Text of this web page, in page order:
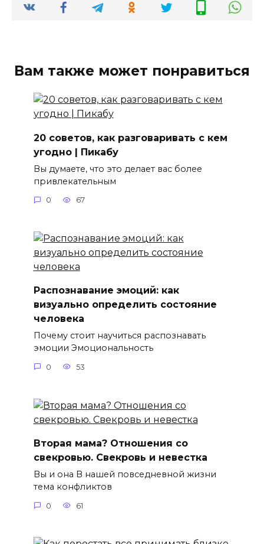
Вам также может понравиться
20 советов, как разговаривать с кем
угодно | Пикабу
Вы думаете, что это делает вас более
привлекательным
0 67
Распознавание эмоций: как
визуально определить состояние
человека
Почему стоит научиться распознавать
эмоции Эмоциональность
0 53
Вторая мама? Отношения со
свекровью. Свекровь и невестка
Вы и она В нашей повседневной жизни
тема конфликтов
0 61